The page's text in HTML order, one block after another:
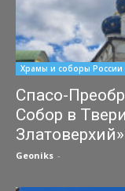
Храмы и соборы России
Спасо-
Собор в
Geoniks -